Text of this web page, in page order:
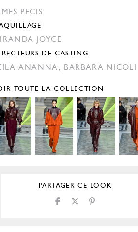
PECIS
JOYCE
DE CASTING
ANANNA, BARBARA NICOLI
TOUTE LA COLLECTION
PARTAGER CE LOOK